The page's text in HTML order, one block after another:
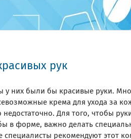
рук
у них были бы красивые руки.
крема для ухода за
недостаточно. Для того, чтобы
в форме, важно делать
рекомендуют этот